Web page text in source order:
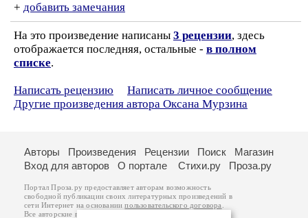
+ добавить замечания
На это произведение написаны 3 рецензии, здесь
отображается последняя, остальные - в полном
списке.
Написать рецензию
Написать личное сообщение
Другие произведения автора Оксана Мурзина
Авторы Произведения Рецензии Поиск
Магазин
Вход для авторов
О портале Стихи.ру Проза.ру
Портал Проза.ру предоставляет авторам возможность
свободной публикации своих литературных произведений в
сети Интернет на основаниипользовательского договора
Все авторские права на произведения принадлежат авторам